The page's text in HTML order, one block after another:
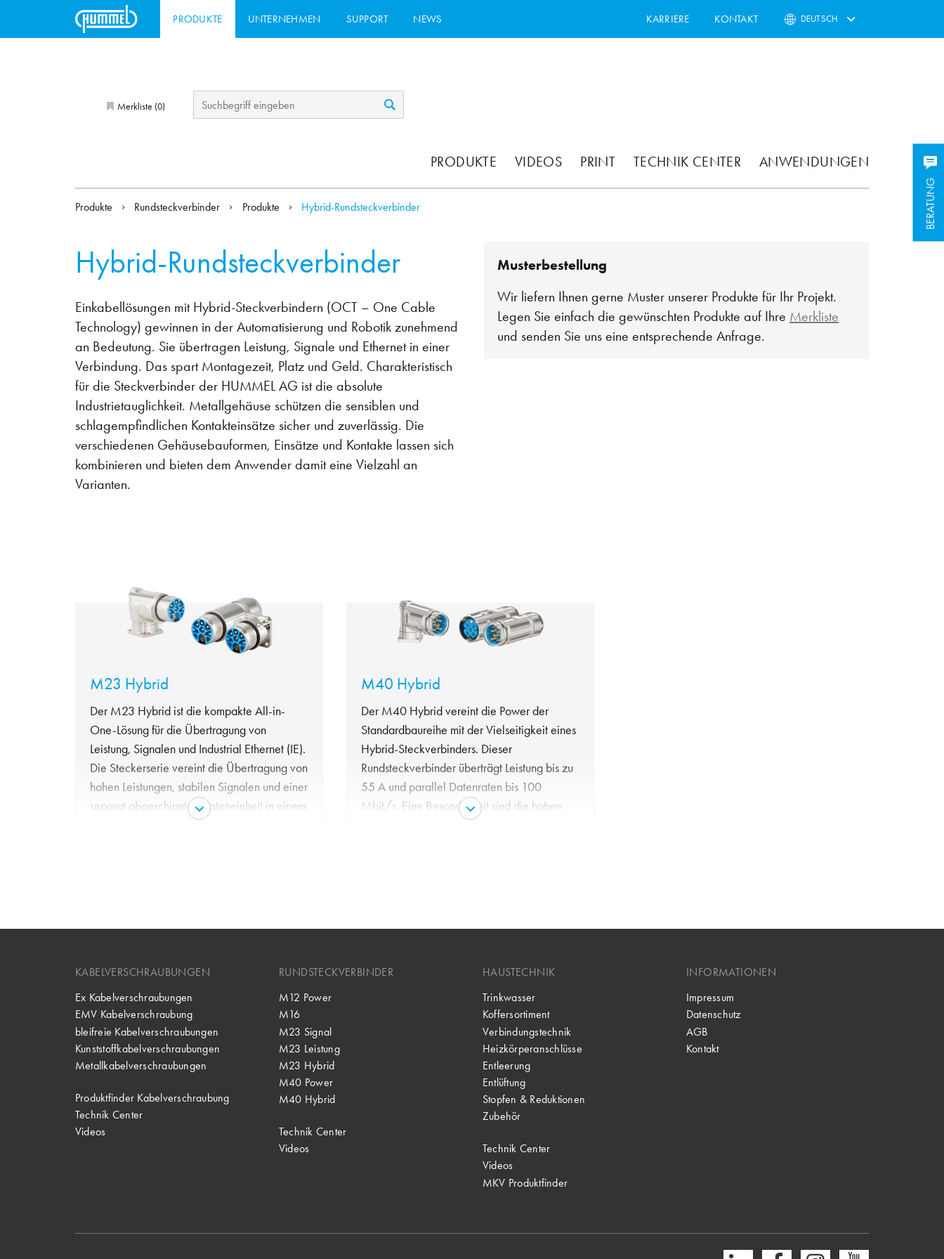
PRODUKTE UNTERNEHMEN SUPPORT NEWS KARRIERE KONTAKT DEUTSCH
Merkliste (0)
PRODUKTE VIDEOS PRINT TECHNIK CENTER ANWENDUNGEN
BERATUNG
Produkte Rundsteckverbinder Produkte Hybrid-Rundsteckverbinder
Hybrid-Rundsteckverbinder
Einkabellösungen mit Hybrid-Steckverbindern (OCT – One Cable
Technology) gewinnen in der Automatisierung und Robotik zunehmend
an Bedeutung. Sie übertragen Leistung, Signale und Ethernet in einer
Verbindung. Das spart Montagezeit, Platz und Geld. Charakteristisch
für die Steckverbinder der HUMMEL AG ist die absolute
Industrietauglichkeit. Metallgehäuse schützen die sensiblen und
schlagempfindlichen Kontakteinsätze sicher und zuverlässig. Die
verschiedenen Gehäusebauformen, Einsätze und Kontakte lassen sich
kombinieren und bieten dem Anwender damit eine Vielzahl an
Varianten.
Musterbestellung
Wir liefern Ihnen gerne Muster unserer Produkte für Ihr Projekt.
Legen Sie einfach die gewünschten Produkte auf Ihre Merkliste
und senden Sie uns eine entsprechende Anfrage.
M23 Hybrid
Der M23 Hybrid ist die kompakte All-in-
One-Lösung für die Übertragung von
Leistung, Signalen und Industrial Ethernet (IE).
Die Steckerserie vereint die Übertragung von
hohen Leistungen, stabilen Signalen und einer
separat abgeschirmten Dateneinheit in einem
Gehäuse. Sowohl AC (Typ 1) als auch DC
M40 Hybrid
Der M40 Hybrid vereint die Power der
Standardbaureihe mit der Vielseitigkeit eines
Hybrid-Steckverbinders. Dieser
Rundsteckverbinder überträgt Leistung bis zu
55 A und parallel Datenraten bis 100
Mbit/s. Eine Besonderheit sind die hohen
elektrischen Kennwerte der zusätzlichen
KABELVERSCHRAUBUNGEN
Ex Kabelverschraubungen
EMV Kabelverschraubung
bleifreie Kabelverschraubungen
Kunststoffkabelverschraubungen
Metallkabelverschraubungen
Produktfinder Kabelverschraubung
Technik Center
Videos
RUNDSTECKVERBINDER
M12 Power
M16
M23 Signal
M23 Leistung
M23 Hybrid
M40 Power
M40 Hybrid
Technik Center
Videos
HAUSTECHNIK
Trinkwasser
Koffersortiment
Verbindungstechnik
Heizkörperanschlüsse
Entleerung
Entlüftung
Stopfen & Reduktionen
Zubehör
Technik Center
Videos
MKV Produktfinder
INFORMATIONEN
Impressum
Datenschutz
AGB
Kontakt